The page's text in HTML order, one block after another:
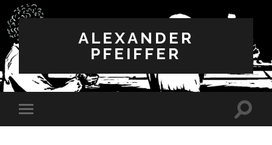
ALEXANDER
PFEIFFER
Mobile-
Menü